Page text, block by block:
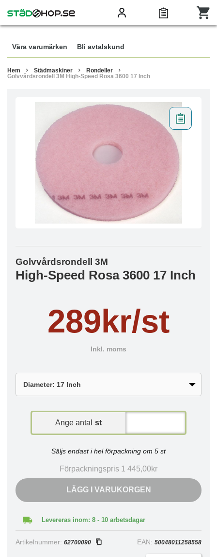
Våra varumärken Bli avtalskund
Hem Städmaskiner
Rondeller
Golvvårdsrondell 3M High-Speed Rosa 3600 17 Inch
Golvvårdsrondell 3M
High-Speed Rosa 3600 17 Inch
289kr/st
Inkl. moms
Ange antal st
Säljs endast i hel förpackning om 5 st
Förpackningspris 1 445,00kr
LÄGG I VARUKORGEN
Levereras inom: 8 - 10 arbetsdagar
Artikelnummer: 62700090 EAN: 50048011258558